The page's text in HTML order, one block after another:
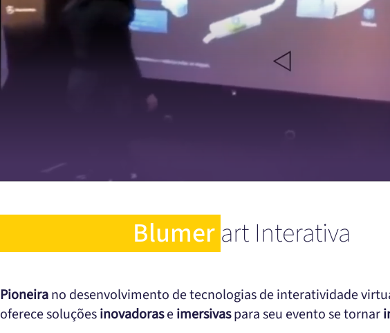
Blumerart Interativa
Pioneirano desenvolvimento de tecnologias de interatividade
oferece soluçõesinovadoraseimersivaspara seu evento se tornar